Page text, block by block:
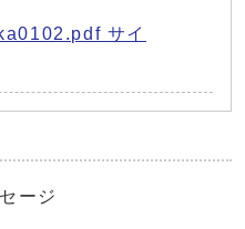
サイ
ージ